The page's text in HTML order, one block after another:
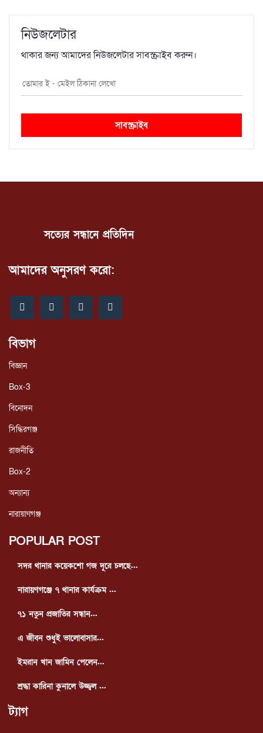
নিউজলেটার
থাকার জন্য আমাদের নিউজলেটার সাবস্ক্রাইব করুন।
সাবস্ক্রাইব
সত্যের সন্ধানে প্রতিদিন
আমাদের অনুসরণ করো:
বিভাগ
বিজ্ঞান
Box-3
বিনোদন
সিদ্ধিরগঞ্জ
রাজনীতি
Box-2
অন্যান্য
নারায়াণগঞ্জ
POPULAR POST
সদর থানার কয়েকশো গজ দূরে চলছে...
নারায়ণগঞ্জে ৭ থানার কার্যক্রম ...
৭১ নতুন প্রজাতির সন্ধান...
এ জীবন শুধুই ভালোবাসার...
ইমরান খান জামিন পেলেন...
শ্রদ্ধা কারিনা কুনালে উজ্জ্বল ...
ট্যাগ